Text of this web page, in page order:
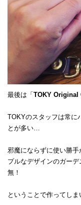
最後は「 TOKY Original
TOKYのスタッフは常に
とが多い…
邪魔にならずに使い勝
プルなデザインのガー
無！
ということで作ってしま